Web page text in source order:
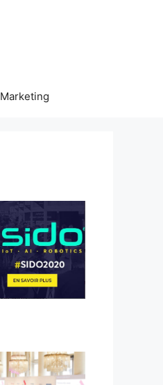
Marketing